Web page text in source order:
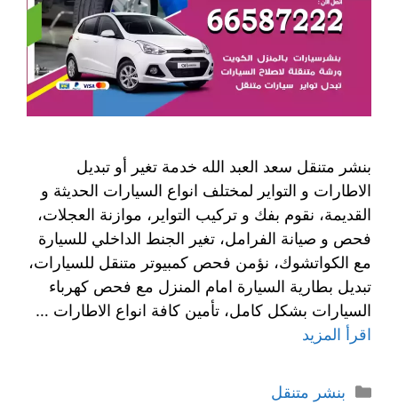
بنشر متنقل سعد العبد الله خدمة تغير أو تبديل
الاطارات و التواير لمختلف انواع السيارات الحديثة و
القديمة، نقوم بفك و تركيب التواير، موازنة العجلات،
فحص و صيانة الفرامل، تغير الجنط الداخلي للسيارة
مع الكواتشوك، نؤمن فحص كمبيوتر متنقل للسيارات،
تبديل بطارية السيارة امام المنزل مع فحص كهرباء
السيارات بشكل كامل، تأمين كافة انواع الاطارات …
اقرأ المزيد
بنشر متنقل